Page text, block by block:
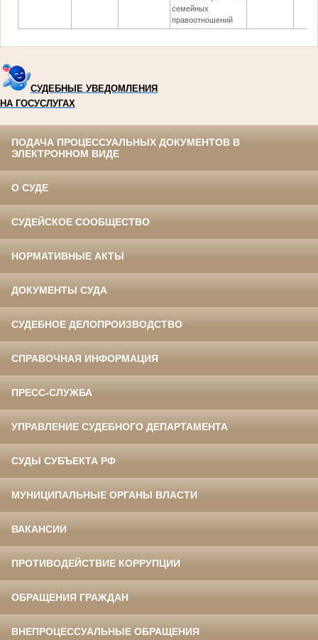
семейных
правоотношений
СУДЕБНЫЕ УВЕДОМЛЕНИЯ
НА ГОСУСЛУГАХ
ПОДАЧА ПРОЦЕССУАЛЬНЫХ ДОКУМЕНТОВ В
ЭЛЕКТРОННОМ ВИДЕ
О СУДЕ
СУДЕЙСКОЕ СООБЩЕСТВО
НОРМАТИВНЫЕ АКТЫ
ДОКУМЕНТЫ СУДА
СУДЕБНОЕ ДЕЛОПРОИЗВОДСТВО
СПРАВОЧНАЯ ИНФОРМАЦИЯ
ПРЕСС-СЛУЖБА
УПРАВЛЕНИЕ СУДЕБНОГО ДЕПАРТАМЕНТА
СУДЫ СУБЪЕКТА РФ
МУНИЦИПАЛЬНЫЕ ОРГАНЫ ВЛАСТИ
ВАКАНСИИ
ПРОТИВОДЕЙСТВИЕ КОРРУПЦИИ
ОБРАЩЕНИЯ ГРАЖДАН
ВНЕПРОЦЕССУАЛЬНЫЕ ОБРАЩЕНИЯ